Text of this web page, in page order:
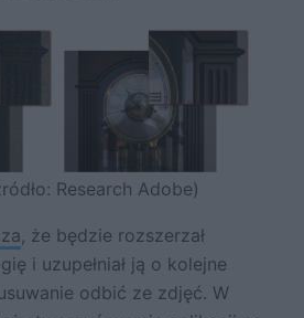
Research Adobe)
, że będzie rozszerzał
i uzupełniał ją o kolejne
odbić ze zdjęć. W